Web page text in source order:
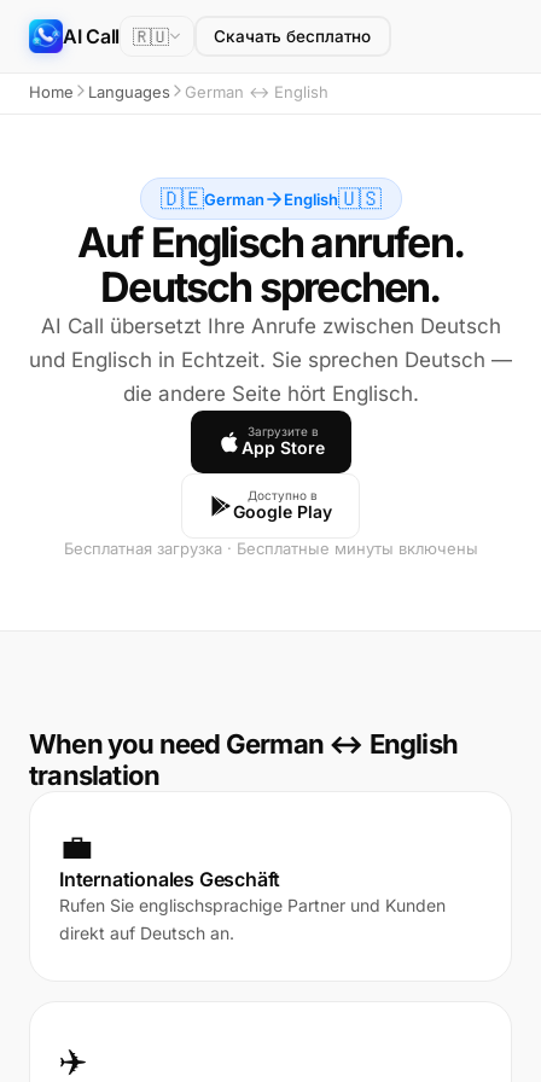
AI Call 🇷🇺 Скачать бесплатно
Home Languages German ↔ English
🇩🇪German English🇺🇸
Auf Englisch anrufen.
Deutsch sprechen.
AI Call übersetzt Ihre Anrufe zwischen Deutsch
und Englisch in Echtzeit. Sie sprechen Deutsch —
die andere Seite hört Englisch.
Загрузите в
App Store
Доступно в
Google Play
Бесплатная загрузка · Бесплатные минуты включены
When you need German ↔ English
translation
💼
Internationales Geschäft
Rufen Sie englischsprachige Partner und Kunden
direkt auf Deutsch an.
✈️